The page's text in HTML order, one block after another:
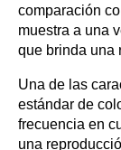
comparación
muestra a una
que brinda una
Una de las
estándar de
frecuencia en
una